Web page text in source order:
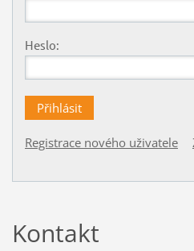
Heslo:
Registrace nového uživatele
Kontakt